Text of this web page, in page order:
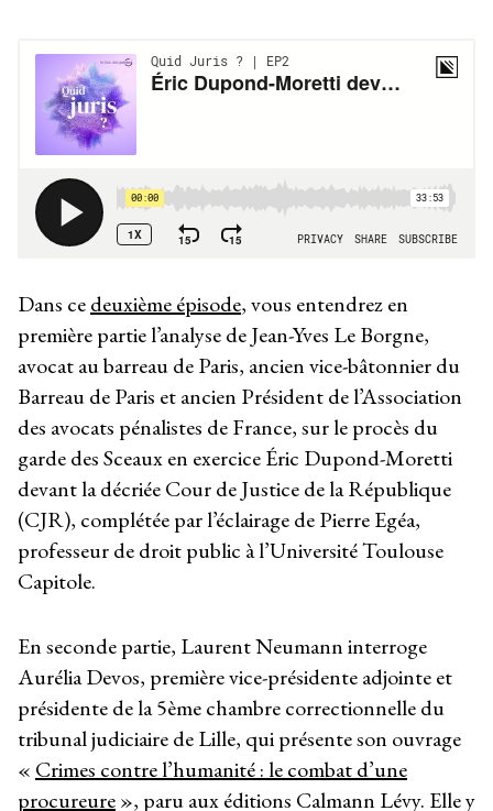
Dans cedeuxième épisode, vous entendrez en
première partie l’analyse de Jean-Yves Le Borgne,
avocat au barreau de Paris, ancien vice-bâtonnier du
Barreau de Paris et ancien Président de l’Association
des avocats pénalistes de France, sur le procès du
garde des Sceaux en exercice Éric Dupond-Moretti
devant la décriée Cour de Justice de la République
(CJR), complétée par l’éclairage de Pierre Egéa,
professeur de droit public à l’Université Toulouse
Capitole.
En seconde partie, Laurent Neumann interroge
Aurélia Devos, première vice-présidente adjointe et
présidente de la 5ème chambre correctionnelle du
tribunal judiciaire de Lille, qui présente son ouvrage
« Crimes contre l’humanité : le combat d’une
procureure», paru aux éditions Calmann Lévy. Elle y